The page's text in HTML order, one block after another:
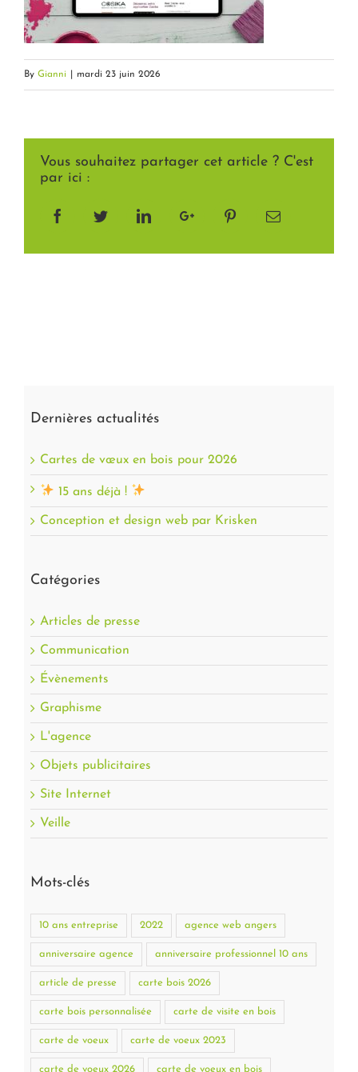
By Gianni mardi 23 juin 2026
Vous souhaitez partager cet article ? C'est
par ici :
FacebookTwitterLinkedInGoogle+ PinterestEmail
Dernières actualités
Cartes de vœux en bois pour 2026
15 ans déjà !
Conception et design web par Krisken
Catégories
Articles de presse
Communication
Évènements
Graphisme
L'agence
Objets publicitaires
Site Internet
Veille
Mots-clés
10 ans entreprise 2022 agence web angers
anniversaire agence anniversaire professionnel 10 ans
article de presse carte bois 2026
carte bois personnalisée carte de visite en bois
carte de voeux carte de voeux 2023
carte de voeux 2026 carte de voeux en bois